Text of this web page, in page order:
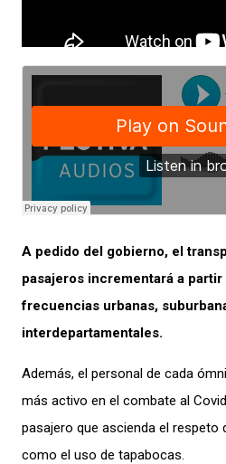
A pedido del gobierno, el
pasajeros incrementará a
frecuencias urbanas,
interdepartamentales.
Además, el personal de cada
más activo en el combate al
pasajero que ascienda el respeto
como el uso de tapabocas.